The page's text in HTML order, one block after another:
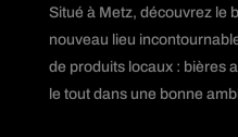
Situé à Metz, découvrez le
nouveau lieu
de produits locaux : bières
le tout dans une bonne